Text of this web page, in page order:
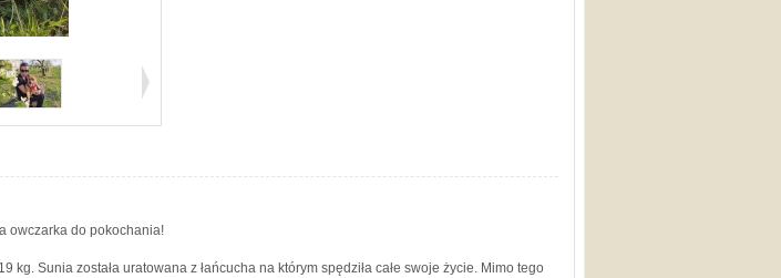
owczarka do pokochania!
kg. Sunia została uratowana z łańcucha na którym spędziła całe swoje życie. Mimo tego